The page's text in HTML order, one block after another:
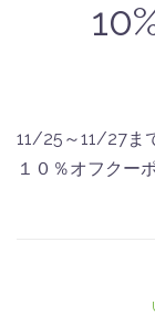
11/25～11/27ま
１０％オフクー